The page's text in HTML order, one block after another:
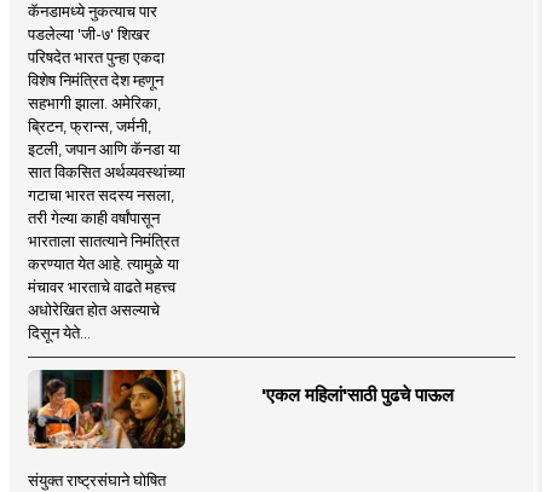
कॅनडामध्ये नुकत्याच पार
पडलेल्या 'जी-७' शिखर
परिषदेत भारत पुन्हा एकदा
विशेष निमंत्रित देश म्हणून
सहभागी झाला. अमेरिका,
ब्रिटन, फ्रान्स, जर्मनी,
इटली, जपान आणि कॅनडा या
सात विकसित अर्थव्यवस्थांच्या
गटाचा भारत सदस्य नसला,
तरी गेल्या काही वर्षांपासून
भारताला सातत्याने निमंत्रित
करण्यात येत आहे. त्यामुळे या
मंचावर भारताचे वाढते महत्त्व
अधोरेखित होत असल्याचे
दिसून येते...
'एकल महिलां'साठी पुढचे पाऊल
संयुक्त राष्ट्रसंघाने घोषित